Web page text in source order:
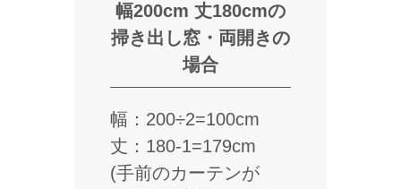
幅200cm 丈180cmの
掃き出し窓・両開きの
場合
幅：200÷2=100cm
丈：180-1=179cm
(手前のカーテンが